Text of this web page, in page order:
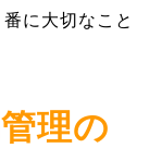
に大切なこと
管理の